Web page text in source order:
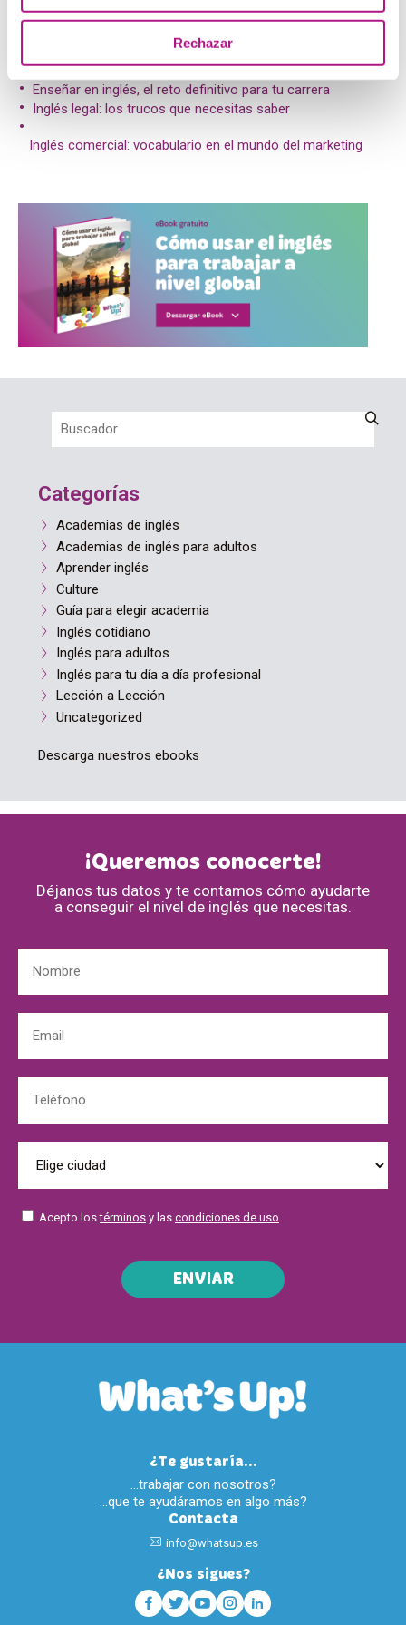
Rechazar
Enseñar en inglés, el reto definitivo para tu carrera
Inglés legal: los trucos que necesitas saber
Inglés comercial: vocabulario en el mundo del marketing
Categorías
Academias de inglés
Academias de inglés para adultos
Aprender inglés
Culture
Guía para elegir academia
Inglés cotidiano
Inglés para adultos
Inglés para tu día a día profesional
Lección a Lección
Uncategorized
Descarga nuestros ebooks
¡Queremos conocerte!
Déjanos tus datos y te contamos cómo ayudarte
a conseguir el nivel de inglés que necesitas.
Acepto lostérminos y las condiciones de uso
ENVIAR
¿Te gustaría...
…trabajar con nosotros?
…que te ayudáramos en algo más?
Contacta
info@whatsup.es
¿Nos sigues?